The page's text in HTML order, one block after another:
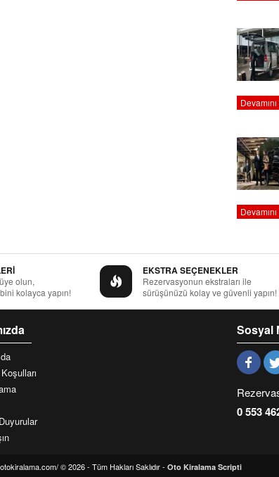
olun,
kolayca yapın!
EKSTRA SEÇENEKLER
Rezervasyonun ekstraları ile
sürüşünüzü kolay ve güvenli yapın!
Sosyal
0 553
© 2026 - Tüm Hakları Saklıdır - Oto Kiralama Scripti